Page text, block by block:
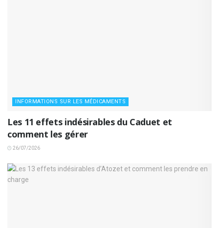
INFORMATIONS SUR LES MÉDICAMENTS
Les 11 effets indésirables du Caduet et
comment les gérer
26/07/2026